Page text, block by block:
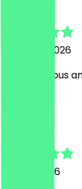
6 August 2026
very delicious
18 July 2026